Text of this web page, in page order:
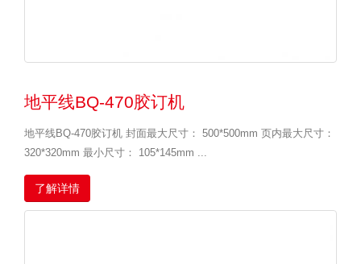
地平线BQ-470胶订机
地平线BQ-470胶订机 封面最大尺寸： 500*500mm 页内最大尺寸：
320*320mm 最小尺寸： 105*145mm ...
了解详情